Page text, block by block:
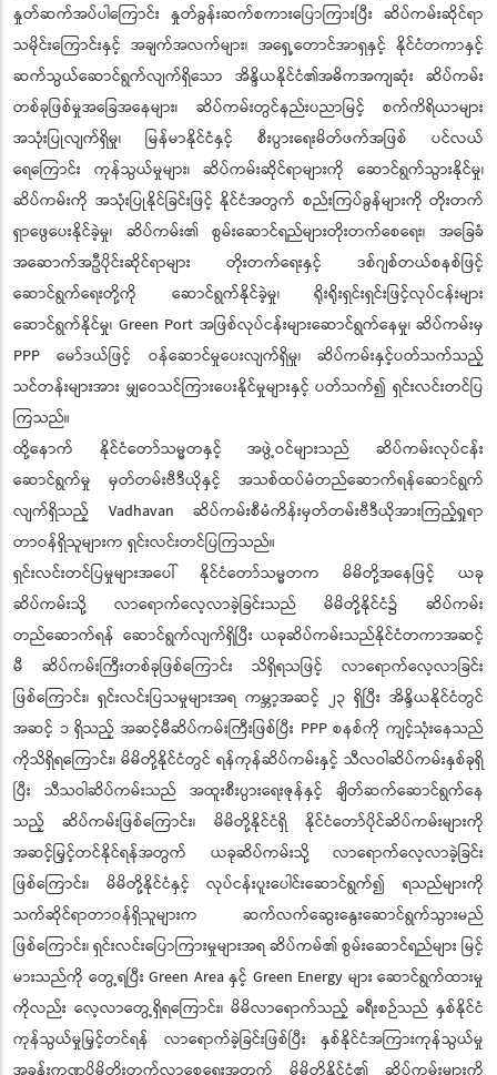
နှုတ်ဆက်အပ်ပါကြောင်း နှုတ်ခွန်းဆက်စကားပြောကြားပြီး ဆိပ်ကမ်းဆိုင်ရာ
သမိုင်းကြောင်းနှင့် အချက်အလက်များ၊ အရှေ့တောင်အာရှနှင့် နိုင်ငံတကာနှင့်
ဆက်သွယ်ဆောင်ရွက်လျက်ရှိသော အိန္ဒိယနိုင်ငံ၏အဓိကအကျဆုံး ဆိပ်ကမ်း
တစ်ခုဖြစ်မှုအခြေအနေများ၊ ဆိပ်ကမ်းတွင်နည်းပညာမြင့် စက်ကိရိယာများ
အသုံးပြုလျက်ရှိမှု၊ မြန်မာနိုင်ငံနှင့် စီးပွားရေးမိတ်ဖက်အဖြစ် ပင်လယ်
ရေကြောင်း ကုန်သွယ်မှုများ၊ ဆိပ်ကမ်းဆိုင်ရာများကို ဆောင်ရွက်သွားနိုင်မှု၊
ဆိပ်ကမ်းကို အသုံးပြုနိုင်ခြင်းဖြင့် နိုင်ငံအတွက် စည်းကြပ်ခွန်များကို တိုးတက်
ရှာဖွေပေးနိုင်ခဲ့မှု၊ ဆိပ်ကမ်း၏ စွမ်းဆောင်ရည်များတိုးတက်စေရေး၊ အခြေခံ
အဆောက်အဦပိုင်းဆိုင်ရာများ တိုးတက်ရေးနှင့် ဒစ်ဂျစ်တယ်စနစ်ဖြင့်
ဆောင်ရွက်ရေးတို့ကို ဆောင်ရွက်နိုင်ခဲ့မှု၊ ရိုးရိုးရှင်းရှင်းဖြင့်လုပ်ငန်းများ
ဆောင်ရွက်နိုင်မှု၊ Green Port အဖြစ်လုပ်ငန်းများဆောင်ရွက်နေမှု၊ ဆိပ်ကမ်းမှ
PPP မော်ဒယ်ဖြင့် ဝန်ဆောင်မှုပေးလျက်ရှိမှု၊ ဆိပ်ကမ်းနှင့်ပတ်သက်သည့်
သင်တန်းများအား မျှဝေသင်ကြားပေးနိုင်မှုများနှင့် ပတ်သက်၍ ရှင်းလင်းတင်ပြ
ကြသည်။
ထို့နောက် နိုင်ငံတော်သမ္မတနှင့် အဖွဲ့ဝင်များသည် ဆိပ်ကမ်းလုပ်ငန်း
ဆောင်ရွက်မှု မှတ်တမ်းဗီဒီယိုနှင့် အသစ်ထပ်မံတည်ဆောက်ရန်ဆောင်ရွက်
လျက်ရှိသည့် Vadhavan ဆိပ်ကမ်းစီမံကိန်းမှတ်တမ်းဗီဒီယိုအားကြည့်ရှုရာ
တာဝန်ရှိသူများက ရှင်းလင်းတင်ပြကြသည်။
ရှင်းလင်းတင်ပြမှုများအပေါ် နိုင်ငံတော်သမ္မတက မိမိတို့အနေဖြင့် ယခု
ဆိပ်ကမ်းသို့ လာရောက်လေ့လာခဲ့ခြင်းသည် မိမိတို့နိုင်ငံ၌ ဆိပ်ကမ်း
တည်ဆောက်ရန် ဆောင်ရွက်လျက်ရှိပြီး ယခုဆိပ်ကမ်းသည်နိုင်ငံတကာအဆင့်
မီ ဆိပ်ကမ်းကြီးတစ်ခုဖြစ်ကြောင်း သိရှိရသဖြင့် လာရောက်လေ့လာခြင်း
ဖြစ်ကြောင်း၊ ရှင်းလင်းပြသမှုများအရ ကမ္ဘာ့အဆင့် ၂၃ ရှိပြီး အိန္ဒိယနိုင်ငံတွင်
အဆင့် ၁ ရှိသည့် အဆင့်မီဆိပ်ကမ်းကြီးဖြစ်ပြီး PPP စနစ်ကို ကျင့်သုံးနေသည်
ကိုသိရှိရကြောင်း၊ မိမိတို့နိုင်ငံတွင် ရန်ကုန်ဆိပ်ကမ်းနှင့် သီလဝါဆိပ်ကမ်းနှစ်ခုရှိ
ပြီး သီသဝါဆိပ်ကမ်းသည် အထူးစီးပွားရေးဇုန်နှင့် ချိတ်ဆက်ဆောင်ရွက်နေ
သည့် ဆိပ်ကမ်းဖြစ်ကြောင်း၊ မိမိတို့နိုင်ငံရှိ နိုင်ငံတော်ပိုင်ဆိပ်ကမ်းများကို
အဆင့်မြှင့်တင်နိုင်ရန်အတွက် ယခုဆိပ်ကမ်းသို့ လာရောက်လေ့လာခဲ့ခြင်း
ဖြစ်ကြောင်း၊ မိမိတို့နိုင်ငံနှင့် လုပ်ငန်းပူးပေါင်းဆောင်ရွက်၍ ရသည်များကို
သက်ဆိုင်ရာတာဝန်ရှိသူများက ဆက်လက်ဆွေးနွေးဆောင်ရွက်သွားမည်
ဖြစ်ကြောင်း၊ ရှင်းလင်းပြောကြားမှုများအရ ဆိပ်ကမ်၏ စွမ်းဆောင်ရည်များ မြင့်
မားသည်ကို တွေ့ရပြီး Green Area နှင့် Green Energy များ ဆောင်ရွက်ထားမှု
ကိုလည်း လေ့လာတွေ့ရှိရကြောင်း၊ မိမိလာရောက်သည့် ခရီးစဉ်သည် နှစ်နိုင်ငံ
ကုန်သွယ်မှုမြှင့်တင်ရန် လာရောက်ခဲ့ခြင်းဖြစ်ပြီး နှစ်နိုင်ငံအကြားကုန်သွယ်မှု